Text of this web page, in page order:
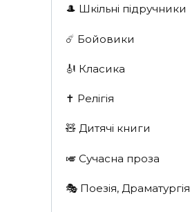
🎩 Шкільні підручники
☄️ Бойовики
🎻 Класика
✝️ Релігія
🧸 Дитячі книги
🎺 Сучасна проза
🎭 Поезія, Драматургія